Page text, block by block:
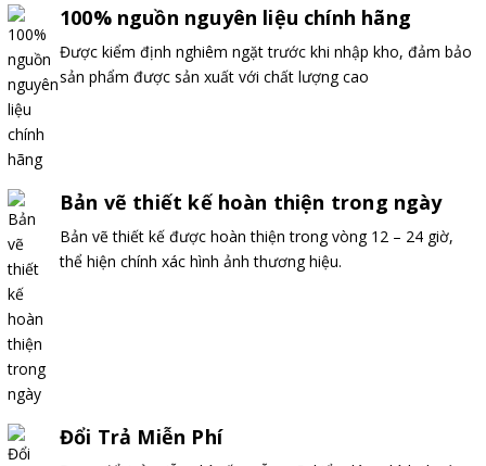
100% nguồn nguyên liệu chính hãng
Được kiểm định nghiêm ngặt trước khi nhập kho, đảm bảo
sản phẩm được sản xuất với chất lượng cao
Bản vẽ thiết kế hoàn thiện trong ngày
Bản vẽ thiết kế được hoàn thiện trong vòng 12 – 24 giờ,
thể hiện chính xác hình ảnh thương hiệu.
Đổi Trả Miễn Phí